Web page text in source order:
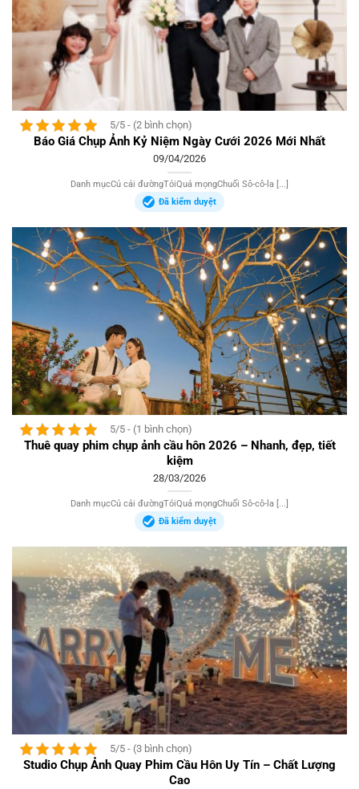
5/5 - (2 bình chọn)
Báo Giá Chụp Ảnh Kỷ Niệm Ngày Cưới 2026 Mới Nhất
09/04/2026
Danh mụcCủ cải đườngTỏiQuả mọngChuối Sô-cô-la [...]
Đã kiểm duyệt
5/5 - (1 bình chọn)
Thuê quay phim chụp ảnh cầu hôn 2026 – Nhanh, đẹp, tiết
kiệm
28/03/2026
Danh mụcCủ cải đườngTỏiQuả mọngChuối Sô-cô-la [...]
Đã kiểm duyệt
5/5 - (3 bình chọn)
Studio Chụp Ảnh Quay Phim Cầu Hôn Uy Tín – Chất Lượng
Cao